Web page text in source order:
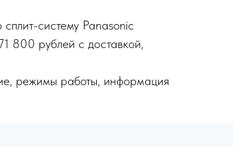
систему Panasonic
800 рублей с доставкой,
режимы работы, информация